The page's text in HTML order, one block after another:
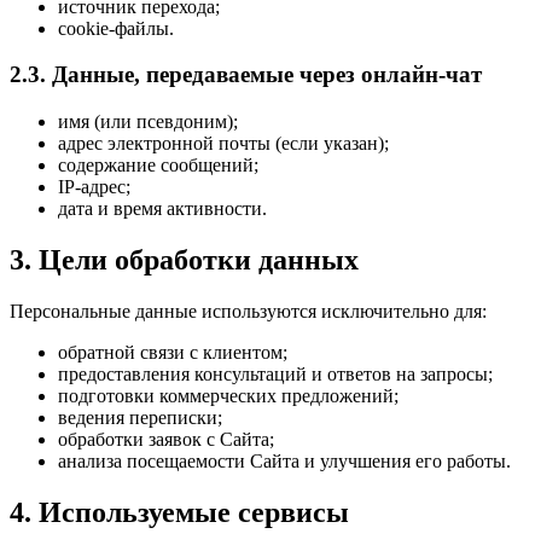
источник перехода;
cookie-файлы.
2.3. Данные, передаваемые через онлайн-чат
имя (или псевдоним);
адрес электронной почты (если указан);
содержание сообщений;
IP-адрес;
дата и время активности.
3. Цели обработки данных
Персональные данные используются исключительно для:
обратной связи с клиентом;
предоставления консультаций и ответов на запросы;
подготовки коммерческих предложений;
ведения переписки;
обработки заявок с Сайта;
анализа посещаемости Сайта и улучшения его работы.
4. Используемые сервисы